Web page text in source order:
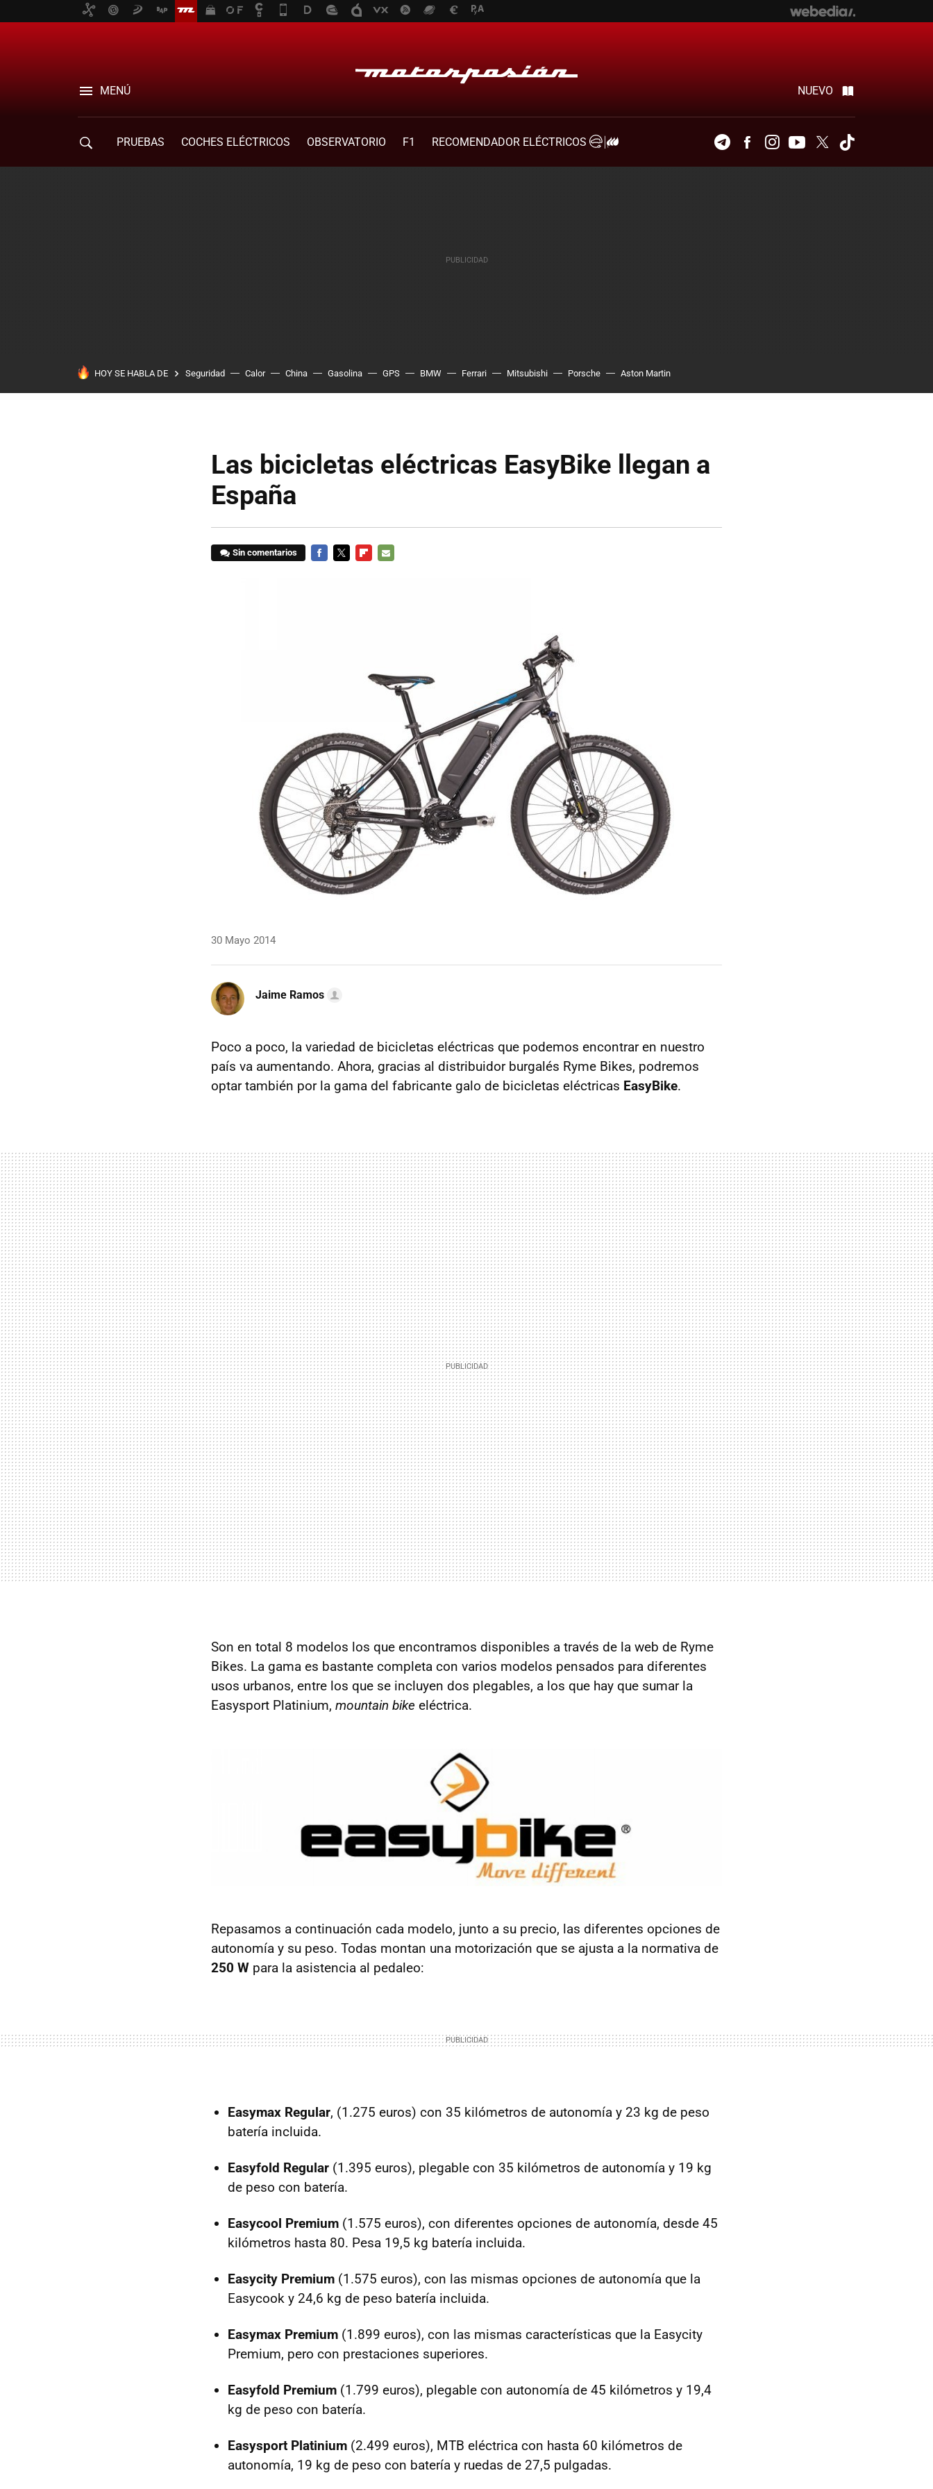
MENÚ NUEVO
PRUEBAS COCHES ELÉCTRICOS OBSERVATORIO F1
RECOMENDADOR ELÉCTRICOS
TelegramFacebookInstagramYoutubeTwitter
HOY SE HABLA DE Seguridad Calor China Gasolina GPS BMW Ferrari Mitsubishi Porsche Aston Martin
Las bicicletas eléctricas EasyBike llegan a
España
Sin comentarios
30 Mayo 2014
Jaime Ramos
Poco a poco, la variedad de bicicletas eléctricas que podemos encontrar en nuestro
país va aumentando. Ahora, gracias al distribuidor burgalés Ryme Bikes, podremos
optar también por la gama del fabricante galo de bicicletas eléctricas EasyBike.
Son en total 8 modelos los que encontramos disponibles a través de la web de Ryme
Bikes. La gama es bastante completa con varios modelos pensados para diferentes
usos urbanos, entre los que se incluyen dos plegables, a los que hay que sumar la
Easysport Platinium, mountain bike eléctrica.
Repasamos a continuación cada modelo, junto a su precio, las diferentes opciones de
autonomía y su peso. Todas montan una motorización que se ajusta a la normativa de
250 W para la asistencia al pedaleo:
Easymax Regular, (1.275 euros) con 35 kilómetros de autonomía y 23 kg de peso
batería incluida.
Easyfold Regular (1.395 euros), plegable con 35 kilómetros de autonomía y 19 kg
de peso con batería.
Easycool Premium (1.575 euros), con diferentes opciones de autonomía, desde 45
kilómetros hasta 80. Pesa 19,5 kg batería incluida.
Easycity Premium (1.575 euros), con las mismas opciones de autonomía que la
Easycook y 24,6 kg de peso batería incluida.
Easymax Premium (1.899 euros), con las mismas características que la Easycity
Premium, pero con prestaciones superiores.
Easyfold Premium (1.799 euros), plegable con autonomía de 45 kilómetros y 19,4
kg de peso con batería.
Easysport Platinium (2.499 euros), MTB eléctrica con hasta 60 kilómetros de
autonomía, 19 kg de peso con batería y ruedas de 27,5 pulgadas.